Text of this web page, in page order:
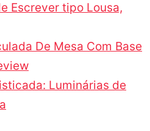
Escrever tipo Lousa,
De Mesa Com Base
Luminárias de